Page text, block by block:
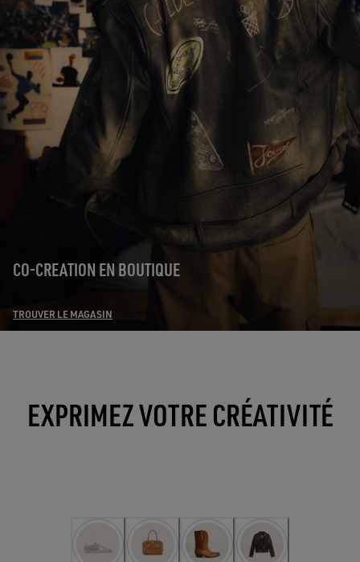
CO-CREATION EN BOUTIQUE
TROUVER LE MAGASIN
EXPRIMEZ VOTRE CRÉATIVITÉ